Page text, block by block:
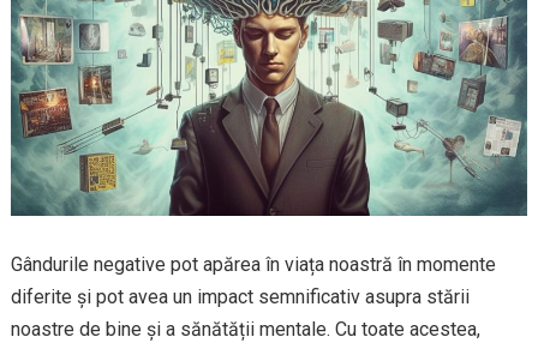
Gândurile negative pot apărea în viața noastră în momente
diferite și pot avea un impact semnificativ asupra stării
noastre de bine și a sănătății mentale. Cu toate acestea,